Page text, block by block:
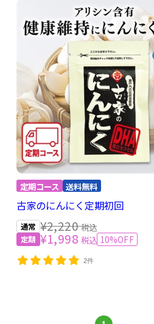
古家のにんにく定期初回
¥1,998 税込 10%OFF
¥2,220税込
2件